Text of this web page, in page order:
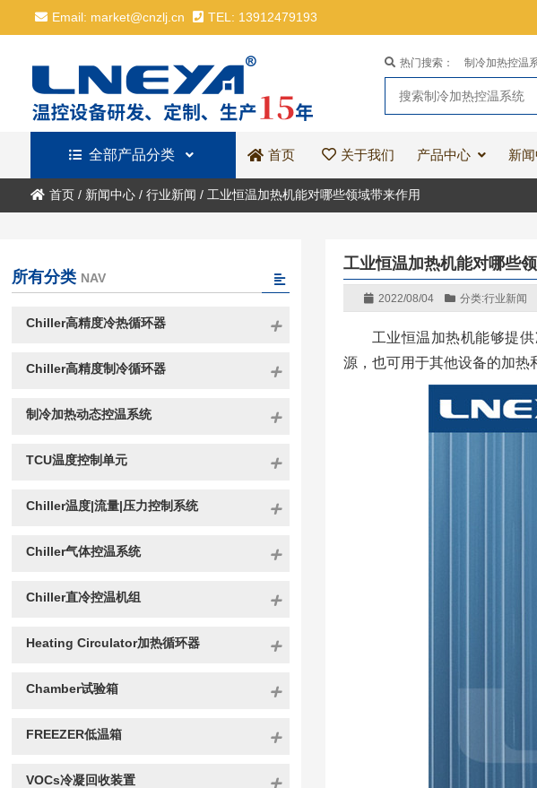
Email: market@cnzlj.cn TEL: 13912479193
热门搜索： 制冷加热控温
全部产品分类 首页 关于我们 产品中心 新
首页/ 新闻中心/ 行业新闻 / 工业恒温加热机能对哪些领域带来作用
工业恒温加热机能对哪些
2022/08/04 分类:行业新闻
工业恒温加热机能够提
源，也可用于其他设备的加热
所有分类 NAV
Chiller高精度冷热循环器
Chiller高精度制冷循环器
制冷加热动态控温系统
TCU温度控制单元
Chiller温度|流量|压力控制系统
Chiller气体控温系统
Chiller直冷控温机组
Heating Circulator加热循环器
Chamber试验箱
FREEZER低温箱
VOCs冷凝回收装置